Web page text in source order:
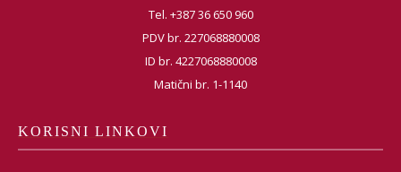
Tel. +387 36 650 960
PDV br. 227068880008
ID br. 4227068880008
Matični br. 1-1140
KORISNI LINKOVI